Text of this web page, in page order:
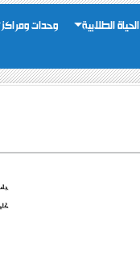
الحياة الطلابية وحدات ومراكز